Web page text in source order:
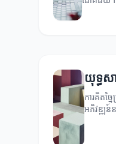
យុទ្ធស
ការគិតច្ន
អភិវឌ្ឍន៍ន
សាស្ត្រដែ